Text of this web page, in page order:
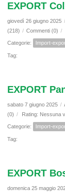
EXPORT
giovedì 26 giugno 2025 /
(218) / Commenti (0) /
Categorie: Import-
Tag:
EXPORT
sabato 7 giugno 2025 /
(0) / Rating: Nessuna
Categorie: Import-
Tag:
EXPORT
domenica 25 maggio